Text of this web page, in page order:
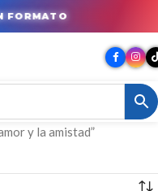
FORMATO
y la amistad”